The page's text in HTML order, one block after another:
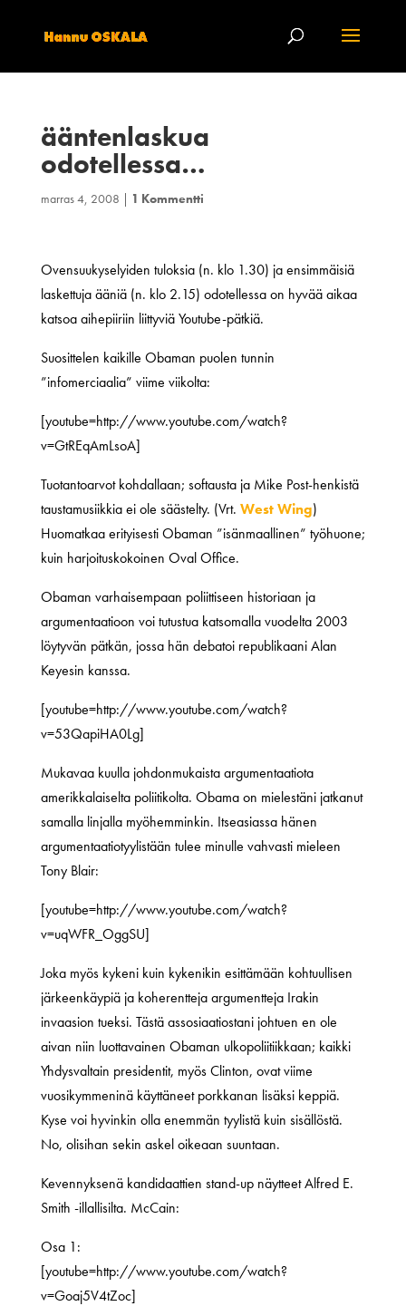
ääntenlaskua
odotellessa…
marras 4, 2008 | 1 Kommentti
Ovensuukyselyiden tuloksia (n. klo 1.30) ja ensimmäisiä
laskettuja ääniä (n. klo 2.15) odotellessa on hyvää aikaa
katsoa aihepiiriin liittyviä Youtube-pätkiä.
Suosittelen kaikille Obaman puolen tunnin
”infomerciaalia” viime viikolta:
[youtube=http://www.youtube.com/watch?
v=GtREqAmLsoA]
Tuotantoarvot kohdallaan; softausta ja Mike Post-henkistä
taustamusiikkia ei ole säästelty. (Vrt. West Wing)
Huomatkaa erityisesti Obaman ”isänmaallinen” työhuone;
kuin harjoituskokoinen Oval Office.
Obaman varhaisempaan poliittiseen historiaan ja
argumentaatioon voi tutustua katsomalla vuodelta 2003
löytyvän pätkän, jossa hän debatoi republikaani Alan
Keyesin kanssa.
[youtube=http://www.youtube.com/watch?
v=53QapiHA0Lg]
Mukavaa kuulla johdonmukaista argumentaatiota
amerikkalaiselta poliitikolta. Obama on mielestäni jatkanut
samalla linjalla myöhemminkin. Itseasiassa hänen
argumentaatiotyylistään tulee minulle vahvasti mieleen
Tony Blair:
[youtube=http://www.youtube.com/watch?
v=uqWFR_OggSU]
Joka myös kykeni kuin kykenikin esittämään kohtuullisen
järkeenkäypiä ja koherentteja argumentteja Irakin
invaasion tueksi. Tästä assosiaatiostani johtuen en ole
aivan niin luottavainen Obaman ulkopoliitiikkaan; kaikki
Yhdysvaltain presidentit, myös Clinton, ovat viime
vuosikymmeninä käyttäneet porkkanan lisäksi keppiä.
Kyse voi hyvinkin olla enemmän tyylistä kuin sisällöstä.
No, olisihan sekin askel oikeaan suuntaan.
Kevennyksenä kandidaattien stand-up näytteet Alfred E.
Smith -illallisilta. McCain:
Osa 1:
[youtube=http://www.youtube.com/watch?
v=Goaj5V4tZoc]